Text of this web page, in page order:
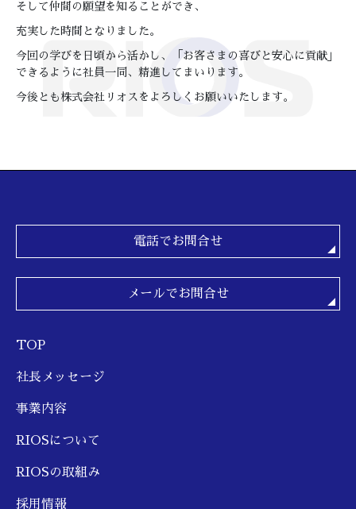
そして仲間の願望を知ることができ、
充実した時間となりました。
今回の学びを日頃から活かし、「お客さまの喜びと安心に貢献」
できるように社員一同、精進してまいります。
今後とも株式会社リオスをよろしくお願いいたします。
電話でお問合せ
メールでお問合せ
TOP
社長メッセージ
事業内容
RIOSについて
RIOSの取組み
採用情報